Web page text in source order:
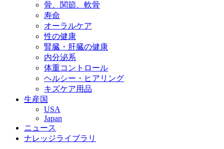
骨、関節、軟骨
寿命
オーラルケア
性の健康
腎臓・肝臓の健康
内分泌系
体重コントロール
ヘルシー・ヒアリング
キズケア用品
生産国
USA
Japan
ニュース
ナレッジライブラリ